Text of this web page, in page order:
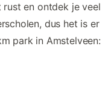
en ontdek je veel
dus het is er
park in Amstelveen: